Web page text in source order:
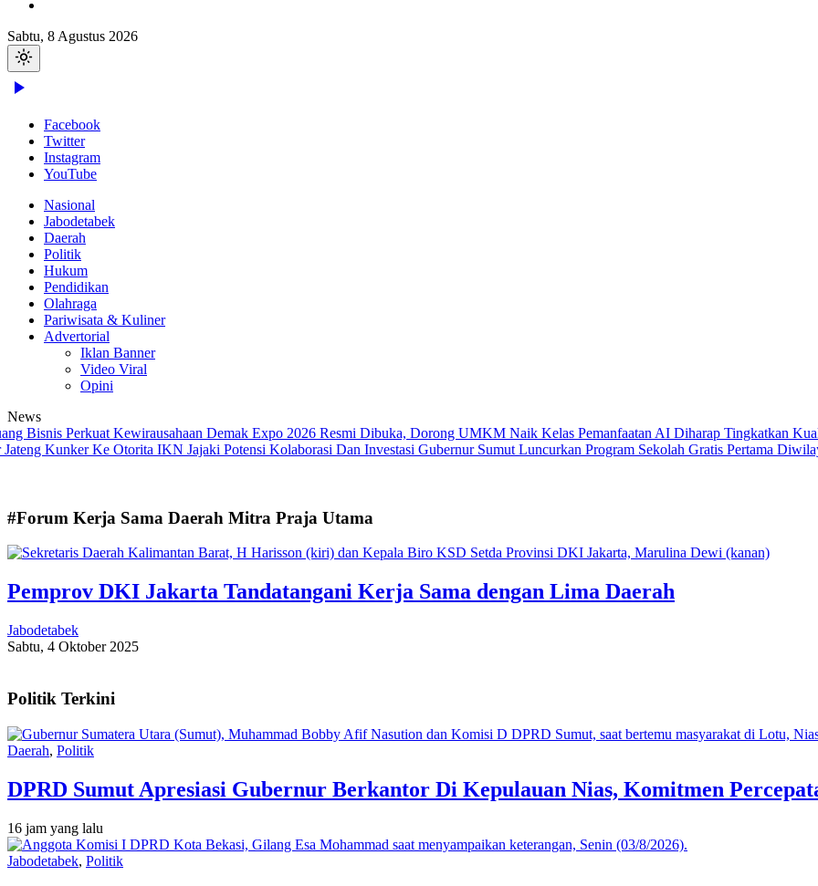
Sabtu, 8 Agustus 2026
Facebook
Twitter
Instagram
YouTube
Nasional
Jabodetabek
Daerah
Politik
Hukum
Pendidikan
Olahraga
Pariwisata & Kuliner
Advertorial
Iklan Banner
Video Viral
Opini
News
Perkuat KewirausahaanDemak Expo 2026 Resmi Dibuka, Dorong UMKM Naik KelasPemanfaatan AI Diharap Tingkatkan Kualitas
Kunker Ke Otorita IKN Jajaki Potensi Kolaborasi Dan InvestasiGubernur Sumut Luncurkan Program Sekolah Gratis Pertama Diwilayah
#Forum Kerja Sama Daerah Mitra Praja Utama
Pemprov DKI Jakarta Tandatangani Kerja Sama dengan Lima Daerah
Jabodetabek
Sabtu, 4 Oktober 2025
Politik Terkini
Daerah, Politik
DPRD Sumut Apresiasi Gubernur Berkantor Di Kepulauan Nias, Komitmen
16 jam yang lalu
Jabodetabek, Politik